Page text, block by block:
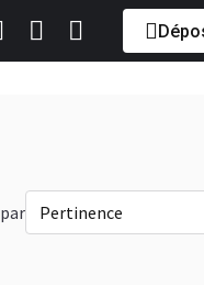
Pertinence